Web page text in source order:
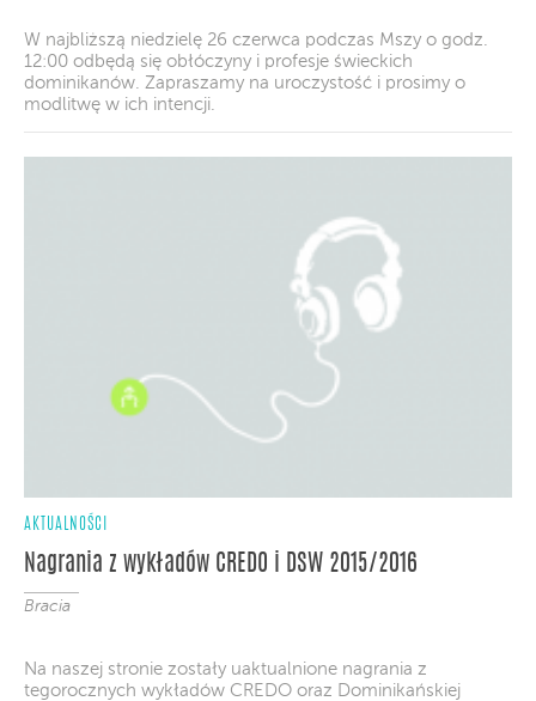
W najbliższą niedzielę 26 czerwca podczas Mszy o godz.
12:00 odbędą się obłóczyny i profesje świeckich
dominikanów. Zapraszamy na uroczystość i prosimy o
modlitwę w ich intencji.
AKTUALNOŚCI
Nagrania z wykładów CREDO i DSW 2015/2016
Bracia
Na naszej stronie zostały uaktualnione nagrania z
tegorocznych wykładów CREDO oraz Dominikańskiej